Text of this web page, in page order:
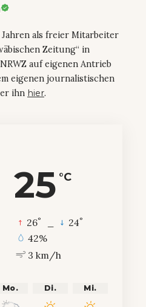
Jahren als freier Mitarbeiter
Zeitung“ in
auf eigenen Antrieb
eigenen journalistischen
ihn hier.
25 °C
26° 24°
42%
3 km/h
Mo. Di. Mi.